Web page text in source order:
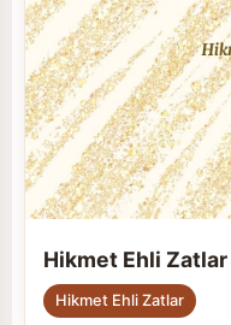
Hikmet Ehli
Hikmet Ehli Zatlar